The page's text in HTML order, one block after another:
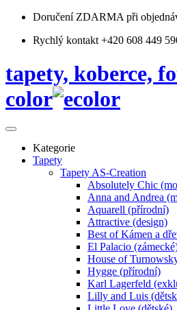
Doručení ZDARMA při
Rychlý kontakt +420 608 449
tapety, koberce,
color
Kategorie
Tapety
Tapety AS-Creation
Absolutely Chic
Anna and Andrea
Aquarell (přírodní)
Attractive (design)
Best of Kámen a
El Palacio
House of
Hygge (přírodní)
Karl Lagerfeld
Lilly and Luis